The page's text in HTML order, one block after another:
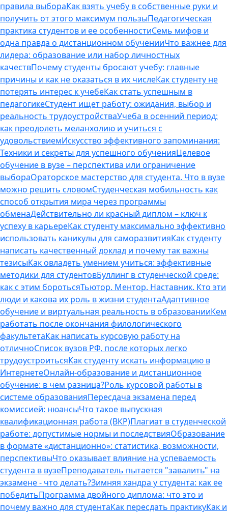
правила выбораКак взять учебу в собственные руки и
получить от этого максимум пользыПедагогическая
практика студентов и ее особенностиСемь мифов и
одна правда о дистанционном обученииЧто важнее для
лидера: образование или набор личностных
качествПочему студенты бросают учебу: главные
причины и как не оказаться в их числеКак студенту не
потерять интерес к учебеКак стать успешным в
педагогикеСтудент ищет работу: ожидания, выбор и
реальность трудоустройстваУчеба в осенний период:
как преодолеть меланхолию и учиться с
удовольствиемИскусство эффективного запоминания:
Техники и секреты для успешного обученияЦелевое
обучение в вузе – перспектива или ограничение
выбораОраторское мастерство для студента. Что в вузе
можно решить словомСтуденческая мобильность как
способ открытия мира через программы
обменаДействительно ли красный диплом – ключ к
успеху в карьереКак студенту максимально эффективно
использовать каникулы для саморазвитияКак студенту
написать качественный доклад и почему так важны
тезисыКак овладеть умением учиться: эффективные
методики для студентовБуллинг в студенческой среде:
как с этим боротьсяТьютор. Ментор. Наставник. Кто эти
люди и какова их роль в жизни студентаАдаптивное
обучение и виртуальная реальность в образованииКем
работать после окончания филологического
факультетаКак написать курсовую работу на
отличноСписок вузов РФ, после которых легко
трудоустроитьсяКак студенту искать информацию в
ИнтернетеОнлайн-образование и дистанционное
обучение: в чем разница?Роль курсовой работы в
системе образованияПересдача экзамена перед
комиссией: нюансыЧто такое выпускная
квалификационная работа (ВКР)Плагиат в студенческой
работе: допустимые нормы и последствияОбразование
в формате «дистанционно»: статистика, возможности,
перспективыЧто оказывает влияние на успеваемость
студента в вузеПреподаватель пытается "завалить" на
экзамене - что делать?Зимняя хандра у студента: как ее
победитьПрограмма двойного диплома: что это и
почему важно для студентаКак пересдать практикуКак и